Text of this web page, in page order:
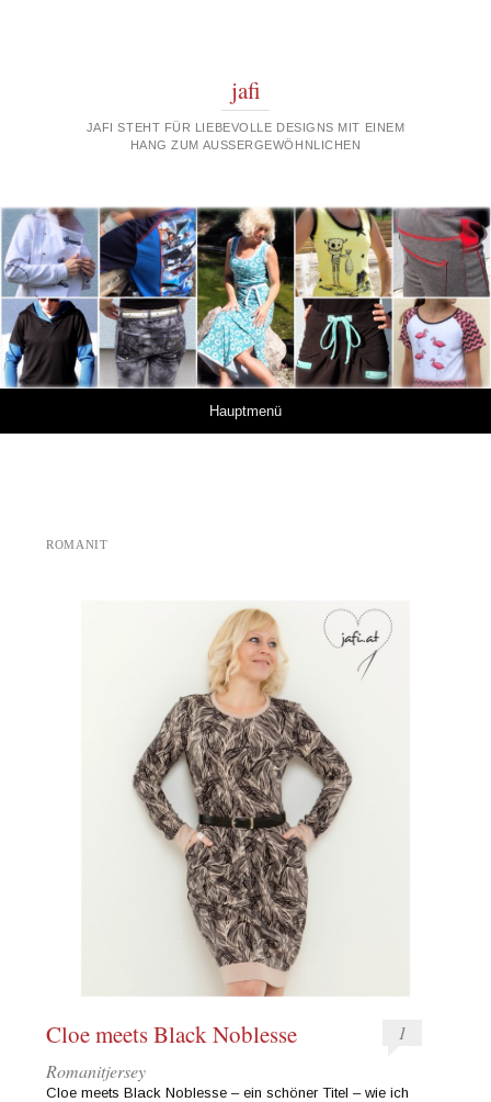
jafi
JAFI STEHT FÜR LIEBEVOLLE DESIGNS MIT EINEM
HANG ZUM AUSSERGEWÖHNLICHEN
Hauptmenü
ROMANIT
Cloe meets Black Noblesse
1
Romanitjersey
Cloe meets Black Noblesse – ein schöner Titel – wie ich